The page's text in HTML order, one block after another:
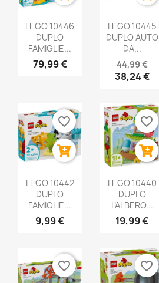
LEGO 10446
DUPLO
FAMIGLIE...
79,99 €
LEGO 10445
DUPLO AUTO
DA...
44,99 €
38,24 €
LEGO 10442
DUPLO
FAMIGLIE...
9,99 €
favorite_border
LEGO 10440
DUPLO
L’ALBERO...
19,99 €
favorite_border
favorite_border favorite_border